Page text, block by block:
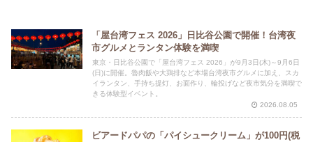
「屋台湾フェス 2026」日比谷公園で開催！台湾夜
市グルメとランタン体験を満喫
東京・日比谷公園で「屋台湾フェス 2026」が9月3日(木)～9月6日
(日)に開催。魯肉飯や大鶏排など本場台湾夜市グルメに加え、スカ
イランタン、手持ち提灯、お面作り、輪投げなど夜市気分を満喫で
きる体験型イベント。
2026.08.05
ビアードパパの「パイシュークリーム」が100円(税